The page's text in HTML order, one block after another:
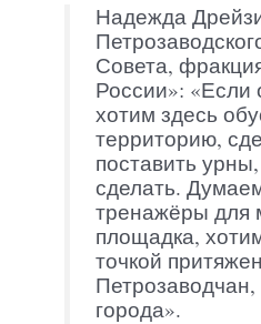
Надежда
Совета,
России»:
хотим здесь
территорию,
поставить
сделать.
тренажёры для
площадка,
точкой
Петрозаводчан,
города».